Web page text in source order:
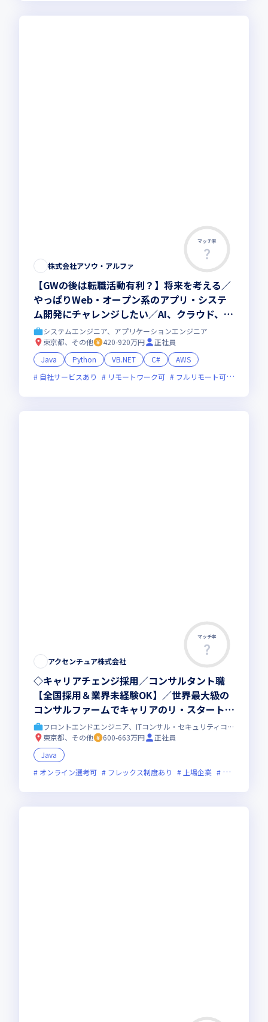
マッチ率
株式会社アソウ・アルファ
【GWの後は転職活動有利？】将来を考える／
やっぱりWeb・オープン系のアプリ・システ
ム開発にチャレンジしたい／AI、クラウド、D
Xなど最先端案件にも興味がある／現年収はキ
ープしたい／できる限り通勤時間は少ない方が
いい／技術だけでなく人としても頼られる存在
になりたい
システムエンジニア、アプリケーションエンジニア
東京都、その他
420-920万円
正社員
Java
Python VB.NET C#
AWS
自社サービスあり
リモートワーク可 フルリモート可
マッチ率
アクセンチュア株式会社
◇キャリアチェンジ採用／コンサルタント職
【全国採用＆業界未経験OK】／世界最大級の
コンサルファームでキャリアのリ・スタート実
現可能【CC】
フロントエンドエンジニア、ITコンサル・セキュリティコンサル
東京都、その他
600-663万円
正社員
Java
オンライン選考可
フレックス制度あり 上場企業 グローバル展